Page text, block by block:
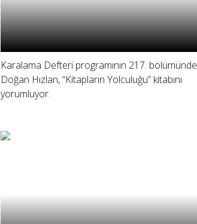
Karalama Defteri programının 217. bölümünde
Doğan Hızlan, “Kitapların Yolculuğu” kitabını
yorumluyor.